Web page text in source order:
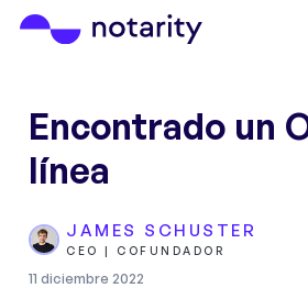
Encontrado un
línea
JAMES SCHUSTER
CEO | COFUNDADOR
11 diciembre 2022